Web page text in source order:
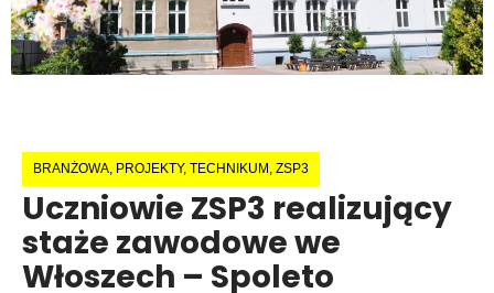
BRANŻOWA PROJEKTY, TECHNIKUM ZSP3
Uczniowie ZSP3 realizujący
staże zawodowe we
Włoszech – Spoleto